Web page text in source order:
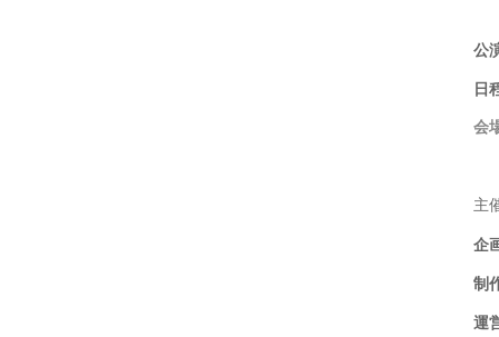
公
日
会
主
企
制
運